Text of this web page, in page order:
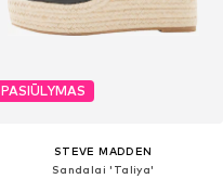
PASIŪLYMAS
STEVE MADDEN
Sandalai 'Taliya'